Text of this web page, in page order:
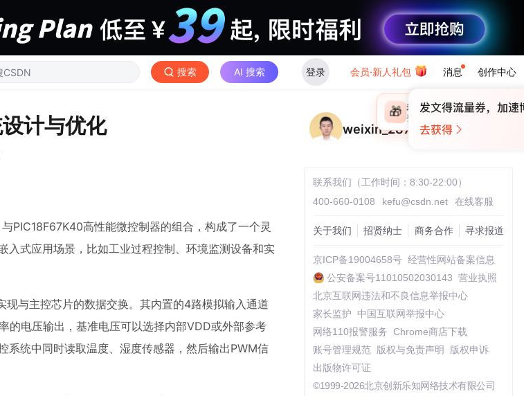
搜索 AI 搜索 登录 会员·新人礼包 消息 创作中心
×
🎁 未登录
登录领取最高
计与优化
PIC18F67K40高性能微控制器的组合，构成了一个灵
入式应用场景，比如工业过程控制、环境监测设备和实
与主控芯片的数据交换。其内置的4路模拟输入通道
的电压输出，基准电压可以选择内部VDD或外部参考
系统中同时读取温度、湿度传感器，然后输出PWM信
weixin_28720767
联系我们（工作时间：8:30-22:00）
400-660-0108
kefu@csdn.net 在线客服
关于我们 招贤纳士 商务合作 寻求报道
京ICP备19004658号 经营性网站备案信息
公安备案号11010502030143 营业执照
北京互联网违法和不良信息举报中心
家长监护
中国互联网举报中心
网络110报警服务 Chrome商店下载
账号管理规范
版权与免责声明
版权申诉
出版物许可证
©1999-2026北京创新乐知网络技术有限公司